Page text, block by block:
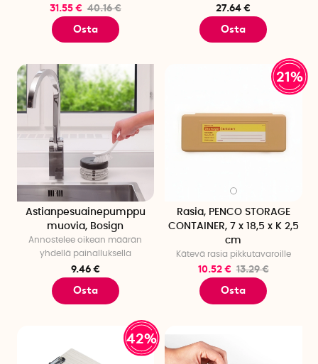
31.55 € 40.16 €
Osta
27.64 €
Osta
Astianpesuainepumppu
muovia, Bosign
Annostelee oikean määrän
yhdellä painalluksella
9.46 €
Osta
21%
Rasia, PENCO STORAGE
CONTAINER, 7 x 18,5 x K 2,5
cm
Kätevä rasia pikkutavaroille
10.52 € 13.29 €
Osta
42%